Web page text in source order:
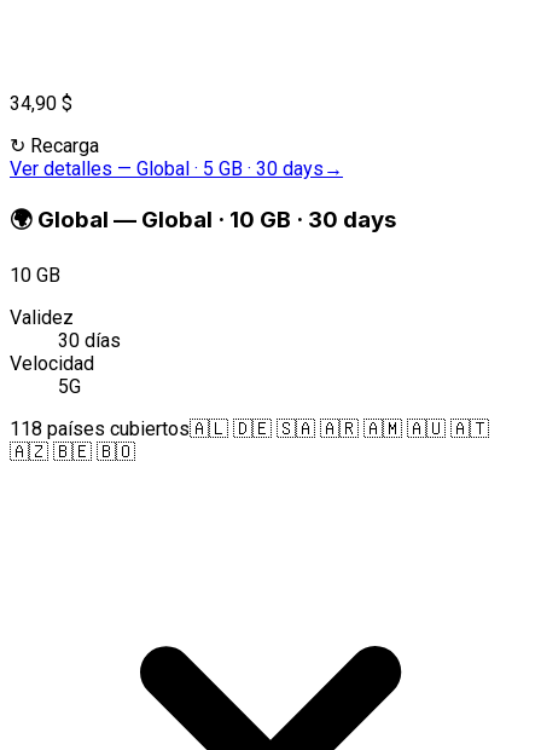
34,90 $
↻ Recarga
Ver detalles — Global · 5 GB · 30 days →
🌍 Global — Global · 10 GB · 30 days
10 GB
Validez
30 días
Velocidad
5G
118 países cubiertos🇦🇱 🇩🇪 🇸🇦 🇦🇷 🇦🇲 🇦🇺 🇦🇹
🇦🇿 🇧🇪 🇧🇴